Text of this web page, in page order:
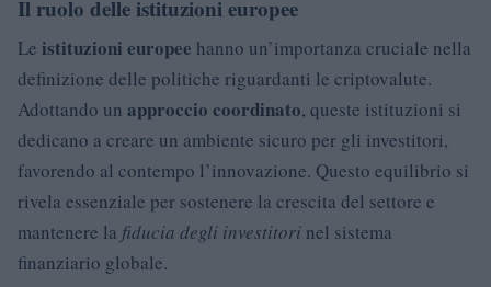
Il ruolo delle istituzioni europee
Le istituzioni europee hanno un’importanza cruciale nella
definizione delle politiche riguardanti le criptovalute.
Adottando un approccio coordinato, queste istituzioni si
dedicano a creare un ambiente sicuro per gli investitori,
favorendo al contempo l’innovazione. Questo equilibrio si
rivela essenziale per sostenere la crescita del settore e
mantenere la fiducia degli investitori nel sistema
finanziario globale.